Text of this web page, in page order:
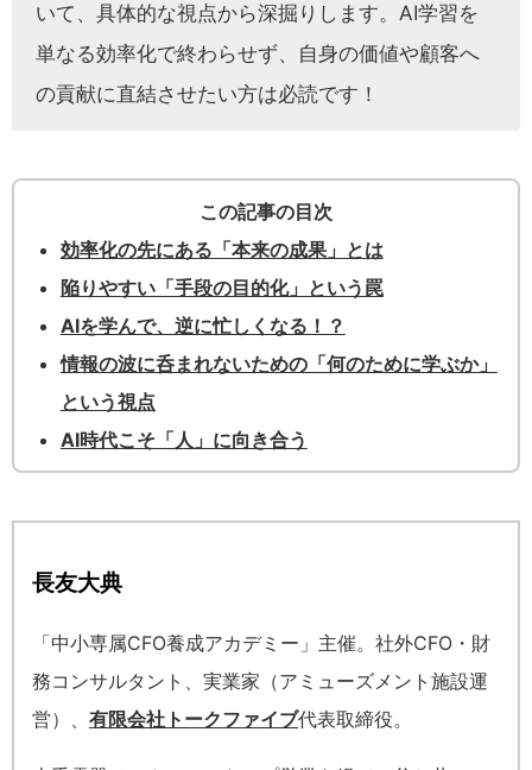
いて、具体的な視点から深掘りします。AI学習を
単なる効率化で終わらせず、自身の価値や顧客へ
の貢献に直結させたい方は必読です！
この記事の目次
効率化の先にある「本来の成果」とは
陥りやすい「手段の目的化」という罠
AIを学んで、逆に忙しくなる！？
情報の波に呑まれないための「何のために学ぶか」
という視点
AI時代こそ「人」に向き合う
長友大典
「中小専属CFO養成アカデミー」主催。社外CFO・財
務コンサルタント、実業家（アミューズメント施設運
営）、 有限会社トークファイブ代表取締役。